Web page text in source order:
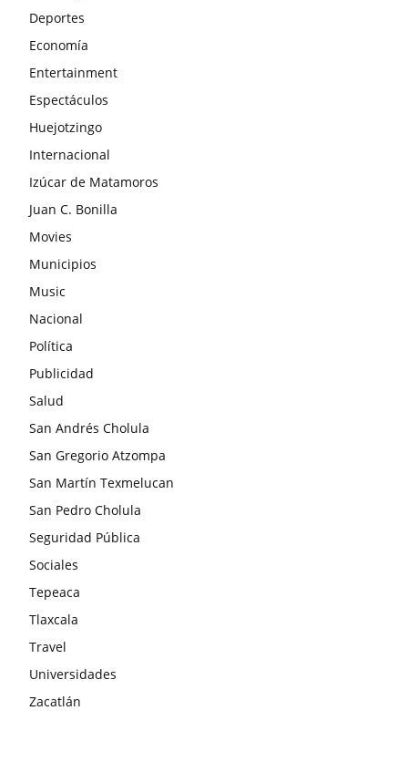
Deportes
Economía
Entertainment
Espectáculos
Huejotzingo
Internacional
Izúcar de Matamoros
Juan C. Bonilla
Movies
Municipios
Music
Nacional
Política
Publicidad
Salud
San Andrés Cholula
San Gregorio Atzompa
San Martín Texmelucan
San Pedro Cholula
Seguridad Pública
Sociales
Tepeaca
Tlaxcala
Travel
Universidades
Zacatlán